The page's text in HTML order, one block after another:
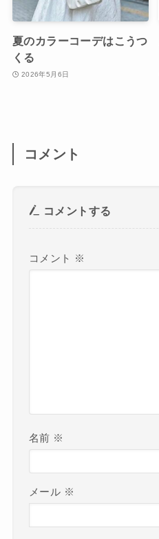
夏のカラーコーデはこうつ
くる
2026年5月6日
コメント
コメントする
コメント ※
名前 ※
メール ※